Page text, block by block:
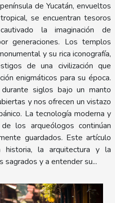
de Yucatán, envueltos
se encuentran tesoros
la imaginación de
generaciones. Los templos
y su rica iconografía,
de una civilización que
enigmáticos para su época.
siglos bajo un manto
y nos ofrecen un vistazo
La tecnología moderna y
los arqueólogos continúan
guardados. Este artículo
la arquitectura y la
y a entender su...